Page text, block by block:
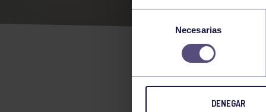
consentimiento
Necesarias
DENEGAR
LA